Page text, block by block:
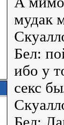
мудак
Бел:
ибо у
секс